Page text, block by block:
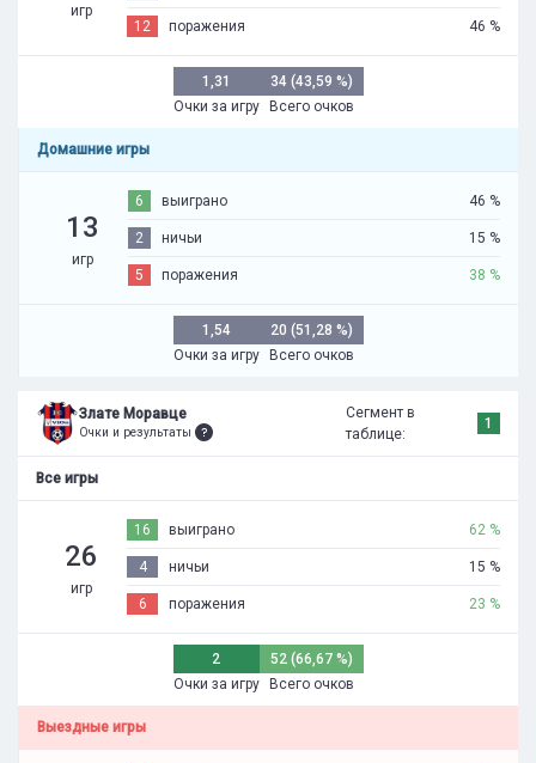
игр
12 поражения 46 %
1,31
Очки за игру
34 (43,59 %)
Всего очков
Домашние игры
13
игр
6 выиграно 46 %
2 ничьи 15 %
5 поражения 38 %
1,54
Очки за игру
20 (51,28 %)
Всего очков
Злате Моравце
Очки и результаты
Сегмент в
таблице:
1
Все игры
26
игр
16 выиграно 62 %
4 ничьи 15 %
6 поражения 23 %
2
Очки за игру
52 (66,67 %)
Всего очков
Выездные игры